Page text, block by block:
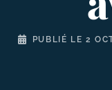
PUBLIÉ LE 2